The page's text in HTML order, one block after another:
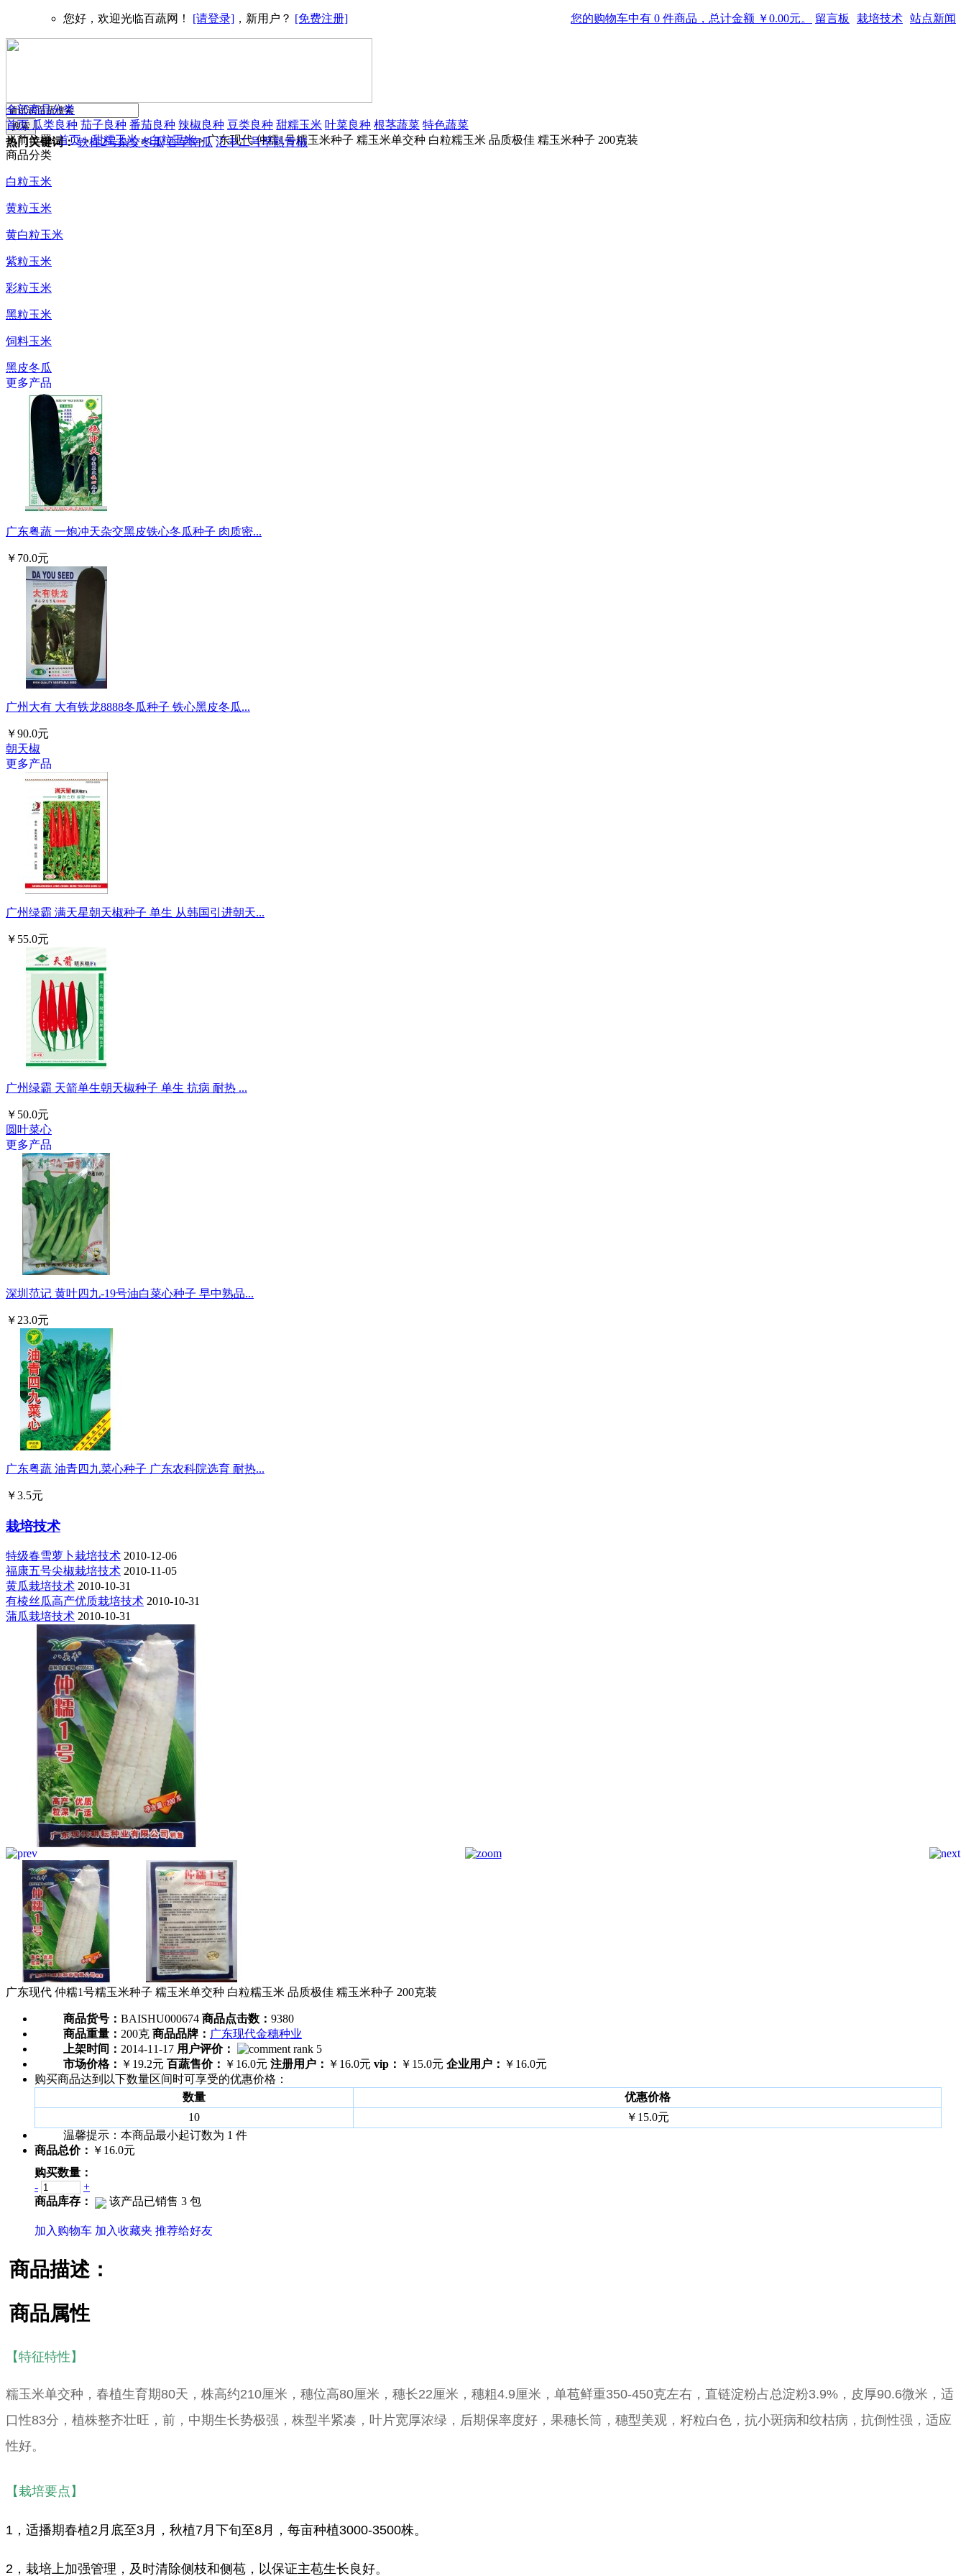
您的购物车中有 0 件商品，总计金额 ￥0.00元。 留言板 栽培技术 站点新闻
您好，欢迎光临百蔬网！ [请登录] ，新用户？ [免费注册]
热门关键词： 铁柱2号杂交冬瓜 香芋南瓜 汇丰二号早熟青椒
全部商品分类
首页 瓜类良种 茄子良种 番茄良种 辣椒良种 豆类良种 甜糯玉米 叶菜良种 根茎蔬菜 特色蔬菜
当前位置:首页 > 甜糯玉米 > 白粒玉米 >广东现代 仲糯1号糯玉米种子 糯玉米单交种 白粒糯玉米 品质极佳 糯玉米种子 200克装
商品分类
白粒玉米
黄粒玉米
黄白粒玉米
紫粒玉米
彩粒玉米
黑粒玉米
饲料玉米
黑皮冬瓜
更多产品
广东粤蔬 一炮冲天杂交黑皮铁心冬瓜种子 肉质密...
￥70.0元
广州大有 大有铁龙8888冬瓜种子 铁心黑皮冬瓜...
￥90.0元
朝天椒
更多产品
广州绿霸 满天星朝天椒种子 单生 从韩国引进朝天...
￥55.0元
广州绿霸 天箭单生朝天椒种子 单生 抗病 耐热 ...
￥50.0元
圆叶菜心
更多产品
深圳范记 黄叶四九-19号油白菜心种子 早中熟品...
￥23.0元
广东粤蔬 油青四九菜心种子 广东农科院选育 耐热...
￥3.5元
栽培技术
特级春雪萝卜栽培技术 2010-12-06
福康五号尖椒栽培技术 2010-11-05
黄瓜栽培技术 2010-10-31
有棱丝瓜高产优质栽培技术 2010-10-31
蒲瓜栽培技术 2010-10-31
广东现代 仲糯1号糯玉米种子 糯玉米单交种 白粒糯玉米 品质极佳 糯玉米种子 200克装
商品货号： BAISHU000674 商品点击数： 9380
商品重量： 200克 商品品牌： 广东现代金穗种业
上架时间： 2014-11-17 用户评价：
市场价格： ￥19.2元 百蔬售价： ￥16.0元 注册用户： ￥16.0元 vip： ￥15.0元 企业用户： ￥16.0元
购买商品达到以下数量区间时可享受的优惠价格：
数量
优惠价格
10
￥15.0元
温馨提示： 本商品最小起订数为 1 件
商品总价： ￥16.0元
购买数量：
-
+
商品库存：
该产品已销售 3 包
加入购物车 加入收藏夹 推荐给好友
商品描述：
商品属性
【特征特性】
糯玉米单交种，春植生育期80天，株高约210厘米，穗位高80厘米，穗长22厘米，穗粗4.9厘米，单苞鲜重350-450克左右，直链淀粉占总淀粉3.9%，皮厚90.6微米，适
口性83分，植株整齐壮旺，前，中期生长势极强，株型半紧凑，叶片宽厚浓绿，后期保率度好，果穗长筒，穗型美观，籽粒白色，抗小斑病和纹枯病，抗倒性强，适应
性好。
【栽培要点】
1，适播期春植2月底至3月，秋植7月下旬至8月，每亩种植3000-3500株。
2，栽培上加强管理，及时清除侧枝和侧苞，以保证主苞生长良好。